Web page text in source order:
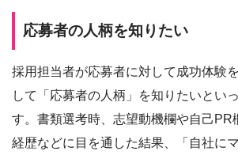
応募者の人柄を知りたい
採用担当者が応募者に対して成功体験
して「応募者の人柄」を知りたいとい
す。書類選考時、志望動機欄や自己PR
経歴などに目を通した結果、「自社に